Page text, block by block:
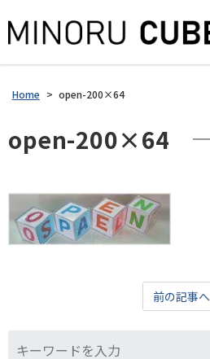
Home > open-200×64
open-200×64
前の記事へ